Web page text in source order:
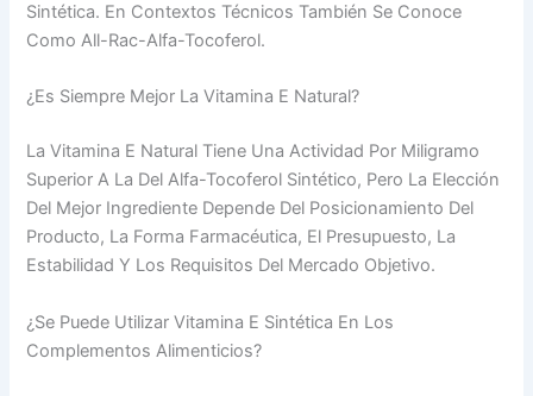
Sintética. En Contextos Técnicos También Se Conoce
Como All-Rac-Alfa-Tocoferol.
¿Es Siempre Mejor La Vitamina E Natural?
La Vitamina E Natural Tiene Una Actividad Por Miligramo
Superior A La Del Alfa-Tocoferol Sintético, Pero La Elección
Del Mejor Ingrediente Depende Del Posicionamiento Del
Producto, La Forma Farmacéutica, El Presupuesto, La
Estabilidad Y Los Requisitos Del Mercado Objetivo.
¿Se Puede Utilizar Vitamina E Sintética En Los
Complementos Alimenticios?